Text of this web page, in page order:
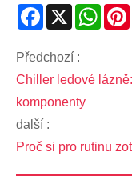
Facebook
X
Předchozí :
Chiller ledové
komponenty
další :
Proč si pro rutinu